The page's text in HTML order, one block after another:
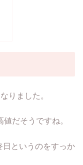
りました。
だそうですね。
日というのをすっか